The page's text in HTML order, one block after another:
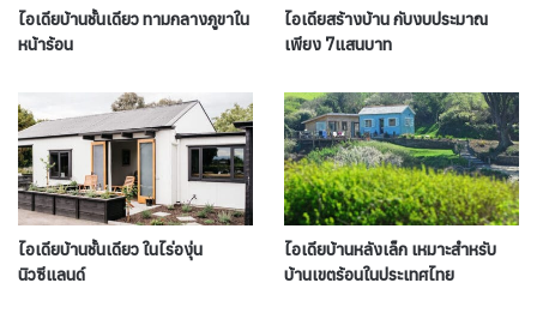
ไอเดียบ้านชั้นเดียว ทามกลางภูขาใน
หน้าร้อน
ไอเดียสร้างบ้าน กับงบประมาณ
เพียง 7แสนบาท
ไอเดียบ้านชั้นเดียว ในไร่องุ่น
นิวซีแลนด์
ไอเดียบ้านหลังเล็ก เหมาะสำหรับ
บ้านเขตร้อนในประเทศไทย